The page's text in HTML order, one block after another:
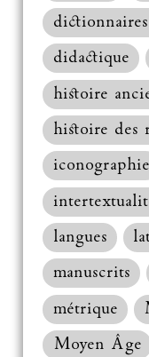
didactique
histoire
histoire des
iconographie
langues
manuscrits
métrique
Moyen Âge